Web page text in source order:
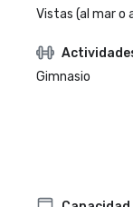
Vistas (al mar o
Gimnasio